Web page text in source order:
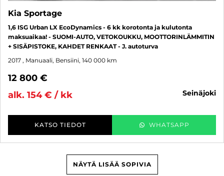
Kia Sportage
1,6 ISG Urban LX EcoDynamics - 6 kk korotonta ja kulutonta
maksuaikaa! - SUOMI-AUTO, VETOKOUKKU, MOOTTORINLÄMMITIN
+ SISÄPISTOKE, KAHDET RENKAAT - J. autoturva
2017 , Manuaali, Bensiini, 140 000 km
12 800 €
alk. 154 € / kk
seinäjoki
KATSO TIEDOT WHATSAPP
NÄYTÄ LISÄÄ SOPIVIA